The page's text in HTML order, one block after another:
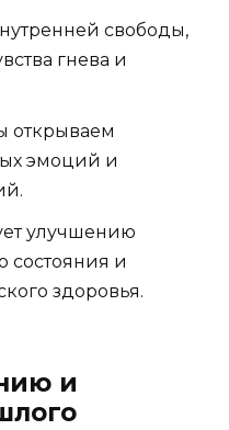
свободы,
гнева и
открываем
эмоций и
улучшению
состояния и
здоровья.
и